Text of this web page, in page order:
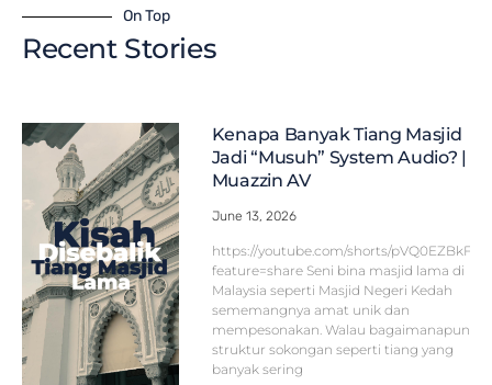
On Top
Recent Stories
Kenapa Banyak Tiang Masjid
Jadi “Musuh” System Audio? |
Muazzin AV
June 13, 2026
https://youtube.com/shorts/
feature=share Seni bina masjid lama di
Malaysia seperti Masjid Negeri Kedah
sememangnya amat unik dan
mempesonakan. Walau bagaimanapun,
struktur sokongan seperti tiang yang
banyak sering